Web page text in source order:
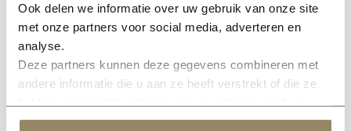
Ook delen we informatie over uw gebruik van onze site
met onze partners voor social media, adverteren en
analyse.
Deze partners kunnen deze gegevens combineren met
andere informatie die u aan ze heeft verstrekt of die ze
services.
Specificaties
Gerelateerde producten